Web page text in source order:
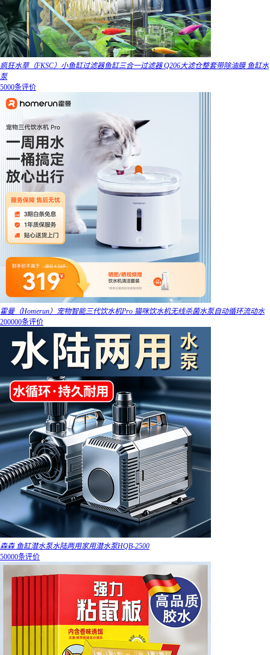
疯狂水草（FKSC）小鱼缸过滤器鱼缸三合一过滤器 Q206大滤仓整套带除油膜 鱼缸水
泵
5000条评价
霍曼（Homerun）宠物智能三代饮水机Pro 猫咪饮水机无线杀菌水泵自动循环流动水
200000条评价
森森 鱼缸潜水泵水陆两用家用潜水泵HQB-2500
50000条评价